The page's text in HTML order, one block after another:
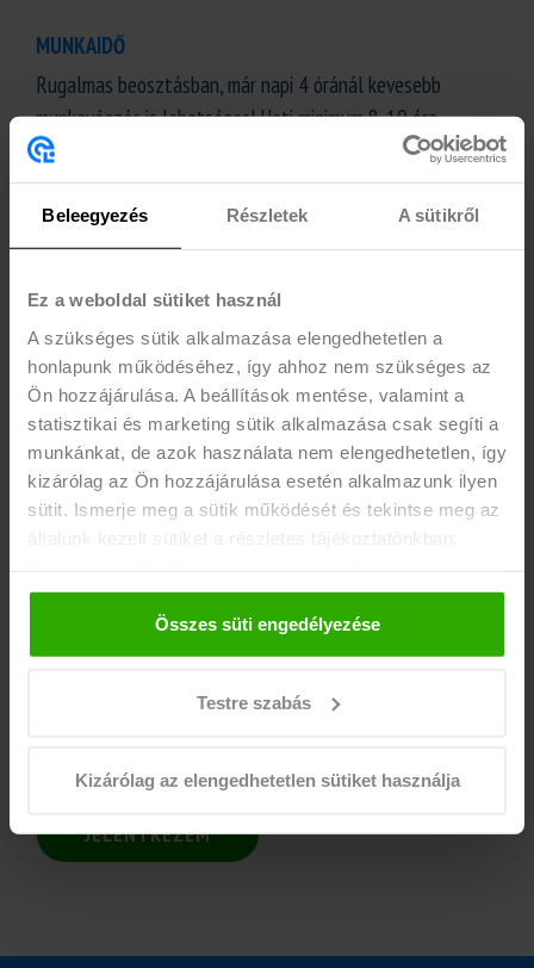
Beleegyezés Részletek A sütikről
Ez a weboldal sütiket használ
A szükséges sütik alkalmazása elengedhetetlen a
honlapunk működéséhez, így ahhoz nem szükséges az
Ön hozzájárulása. A beállítások mentése, valamint a
statisztikai és marketing sütik alkalmazása csak segíti a
munkánkat, de azok használata nem elengedhetetlen, így
kizárólag az Ön hozzájárulása esetén alkalmazunk ilyen
sütit. Ismerje meg a sütik működését és tekintse meg az
általunk kezelt sütiket a részletes tájékoztatónkban.
hozzájárulását a weboldalunk láblécében található "Süti
tájékoztató" feliratra kattintva.
Összes süti engedélyezése
Testre szabás
Kizárólag az elengedhetetlen sütiket használja
MUNKAIDŐ
Rugalmas beosztásban, már napi 4 óránál kevesebb
munkavégzés is lehetséges! Heti minimum 8-10 óra
vállalása szükséges.
ELVÁRÁS
- Nappali tagozatos aktív, vagy 25 év alatti passzív
- 17. életév betöltése
- Pontos, precíz munkavégzés
- Megbízhatóság
- Elkötelezettség, lojalitás
- Alkalmasság az önálló és csoportos munkavégzésre
- Meggyőző beszédkészség
- Nyitottság, udvarias viselkedés
teljesítményalapú bérezés
JELENTKEZEM